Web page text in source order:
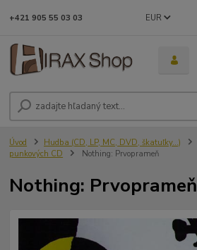
EUR
+421 905 55 03 03
Úvod Hudba (CD, LP, MC, DVD, škatuľky...)
punkových CD
Nothing: Prvoprameň
Nothing: Prvoprameň